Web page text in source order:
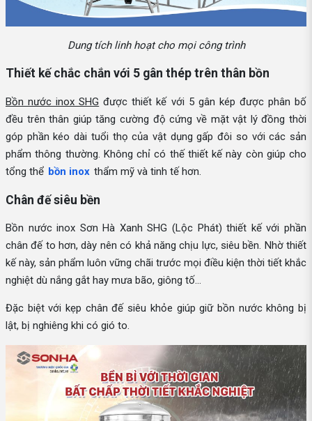
Dung tích linh hoạt cho mọi công trình
Thiết kế chắc chắn với 5 gân thép trên thân bồn
Bồn nước inox SHG được thiết kế với 5 gân kép được phân bố
đều trên thân giúp tăng cường độ cứng về mặt vật lý đồng thời
góp phần kéo dài tuổi thọ của vật dụng gấp đôi so với các sản
phẩm thông thường. Không chỉ có thế thiết kế này còn giúp cho
tổng thể bồn inox thẩm mỹ và tinh tế hơn.
Chân đế siêu bền
Bồn nước inox Sơn Hà Xanh SHG (Lộc Phát) thiết kế với phần
chân đế to hơn, dày nên có khả năng chịu lực, siêu bền. Nhờ thiết
kế này, sản phẩm luôn vững chãi trước mọi điều kiện thời tiết khắc
nghiệt dù nắng gắt hay mưa bão, giông tố…
Đặc biệt với kẹp chân đế siêu khỏe giúp giữ bồn nước không bị
lật, bị nghiêng khi có gió to.